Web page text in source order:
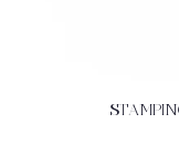
ACHETEZ